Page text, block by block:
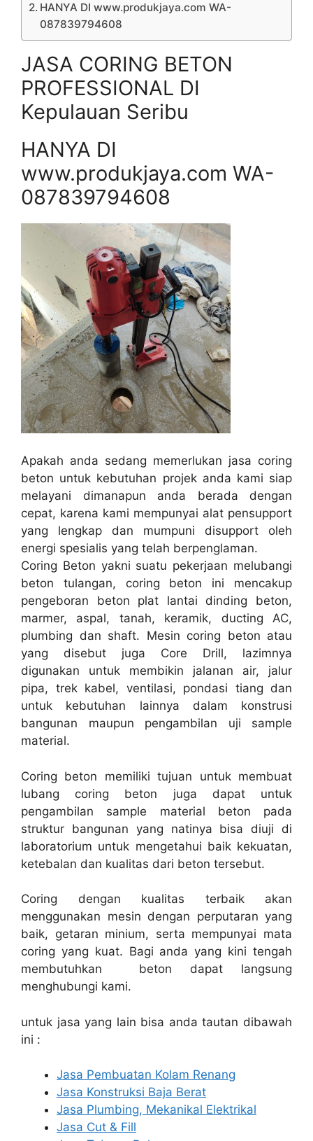
HANYA DI www.produkjaya.com WA-
087839794608
JASA CORING BETON
PROFESSIONAL DI
Kepulauan Seribu
HANYA DI
www.produkjaya.com WA-
087839794608
Apakah anda sedang memerlukan jasa coring
beton untuk kebutuhan projek anda kami siap
melayani dimanapun anda berada dengan
cepat, karena kami mempunyai alat pensupport
yang lengkap dan mumpuni disupport oleh
energi spesialis yang telah berpenglaman.
Coring Beton yakni suatu pekerjaan melubangi
beton tulangan, coring beton ini mencakup
pengeboran beton plat lantai dinding beton,
marmer, aspal, tanah, keramik, ducting AC,
plumbing dan shaft. Mesin coring beton atau
yang disebut juga Core Drill, lazimnya
digunakan untuk membikin jalanan air, jalur
pipa, trek kabel, ventilasi, pondasi tiang dan
untuk kebutuhan lainnya dalam konstrusi
bangunan maupun pengambilan uji sample
material.
Coring beton memiliki tujuan untuk membuat
lubang coring beton juga dapat untuk
pengambilan sample material beton pada
struktur bangunan yang natinya bisa diuji di
laboratorium untuk mengetahui baik kekuatan,
ketebalan dan kualitas dari beton tersebut.
Coring dengan kualitas terbaik akan
menggunakan mesin dengan perputaran yang
baik, getaran minium, serta mempunyai mata
coring yang kuat. Bagi anda yang kini tengah
membutuhkan beton dapat langsung
menghubungi kami.
untuk jasa yang lain bisa anda tautan dibawah
ini :
Jasa Pembuatan Kolam Renang
Jasa Konstruksi Baja Berat
Jasa Plumbing, Mekanikal Elektrikal
Jasa Cut & Fill